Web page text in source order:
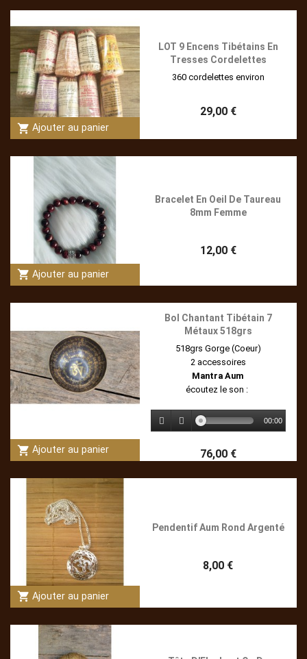
shopping_cart Ajouter au panier
LOT 9 Encens Tibétains En
Tresses Cordelettes
360 cordelettes environ
29,00 €
shopping_cart Ajouter au panier
Bracelet En Oeil De Taureau
8mm Femme
12,00 €
shopping_cart Ajouter au panier
Bol Chantant Tibétain 7
Métaux 518grs
518grs Gorge (Coeur)
2 accessoires
Mantra Aum
écoutez le son :
00:00
76,00 €
shopping_cart Ajouter au panier
Pendentif Aum Rond Argenté
8,00 €